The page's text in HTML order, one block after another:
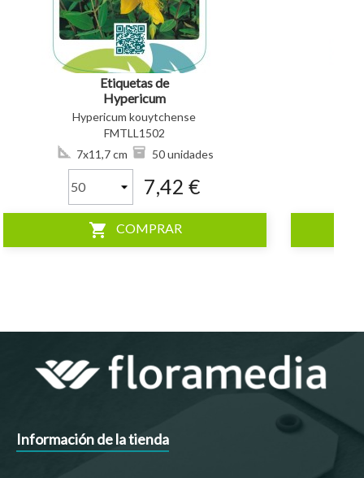
Etiquetas de
Hypericum
kouytchense *
Hypericum kouytchense
FMTLL1502
7x11,7 cm
50 unidades
7,42 €
shopping_cart COMPRAR
Información de la tienda